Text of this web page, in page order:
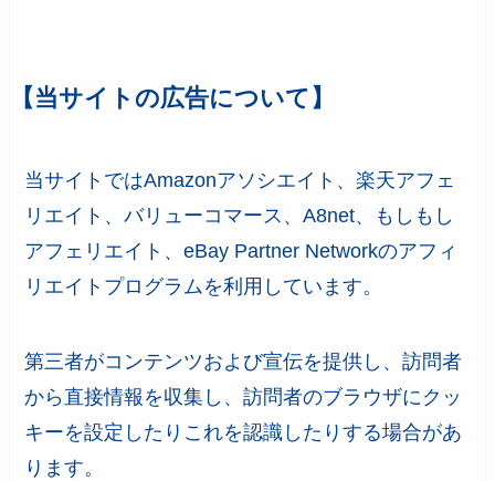
【当サイトの広告について】
当サイトではAmazonアソシエイト、楽天アフェ
リエイト、バリューコマース、A8net、もしもし
アフェリエイト、eBay Partner Networkのアフィ
リエイトプログラムを利用しています。
第三者がコンテンツおよび宣伝を提供し、訪問者
から直接情報を収集し、訪問者のブラウザにクッ
キーを設定したりこれを認識したりする場合があ
ります。